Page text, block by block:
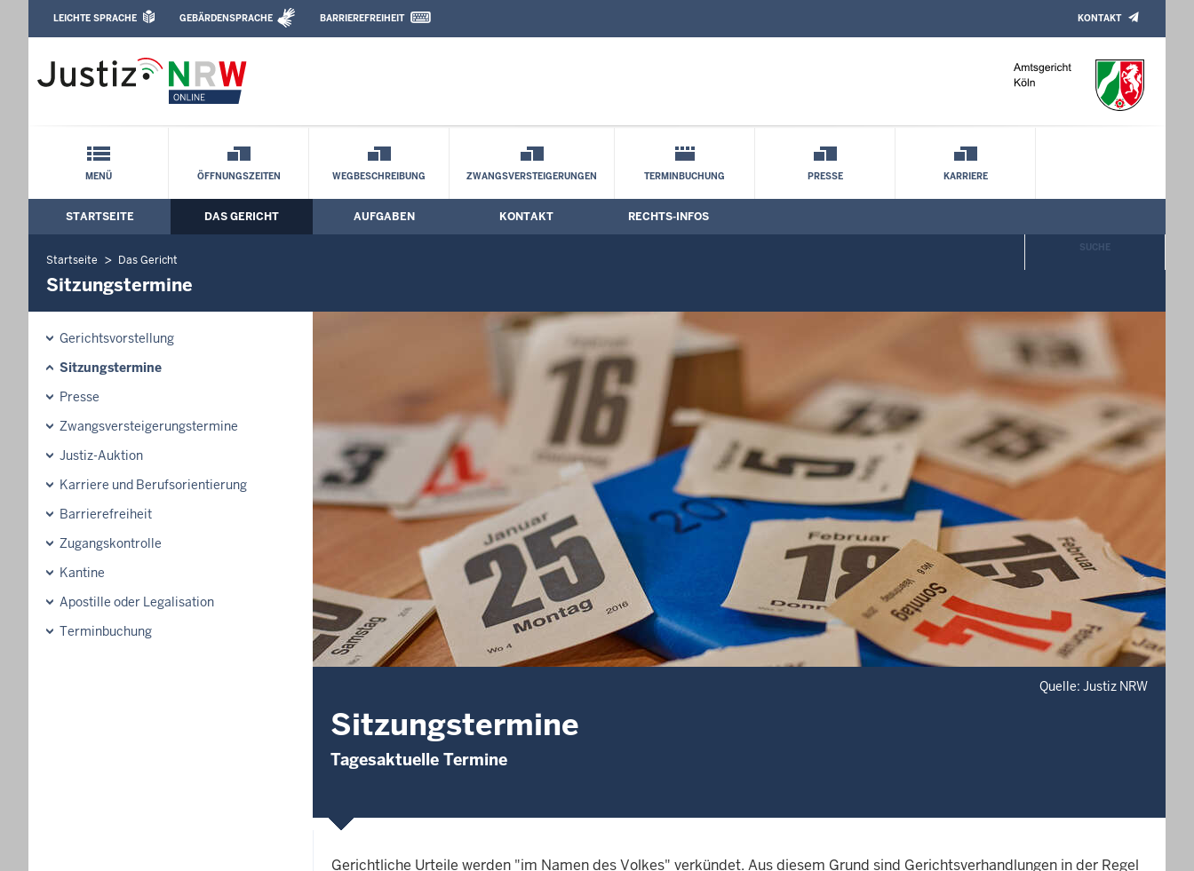
Amtsgericht Köln: Sitzungstermine
Leichte Sprache, Gebärdensprachenvideo und Kontaktformular
LEICHTE SPRACHE GEBÄRDENSPRACHE BARRIEREFREIHEIT KONTAKT
Schnellnavigation mit Volltext-Suche
MENÜ ÖFFNUNGSZEITEN WEGBESCHREIBUNG ZWANGSVERSTEIGERUNGEN TERMINBUCHUNG PRESSE KARRIERE
SUCHE
Hauptmenü: Hauptnavigation
STARTSEITE DAS GERICHT AUFGABEN KONTAKT RECHTS-INFOS
Startseite Das Gericht
Sitzungstermine
Gerichtsvorstellung
Sitzungstermine
Presse
Zwangsversteigerungs­termine
Justiz-Auktion
Karriere und Berufsorientierung
Barrierefreiheit
Zugangskontrolle
Kantine
Apostille oder Legalisation
Terminbuchung
Quelle: Justiz NRW
Sitzungstermine
Tagesaktuelle Termine
Gerichtliche Urteile werden "im Namen des Volkes" verkündet. Aus diesem Grund sind Gerichtsverhandlungen in der Regel